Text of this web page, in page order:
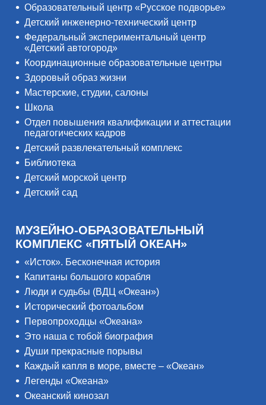
Образовательный центр «Русское подворье»
Детский инженерно-технический центр
Федеральный экспериментальный центр
«Детский автогород»
Координационные образовательные центры
Здоровый образ жизни
Мастерские, студии, салоны
Школа
Отдел повышения квалификации и аттестации
педагогических кадров
Детский развлекательный комплекс
Библиотека
Детский морской центр
Детский сад
МУЗЕЙНО-ОБРАЗОВАТЕЛЬНЫЙ
КОМПЛЕКС «ПЯТЫЙ ОКЕАН»
«Исток». Бесконечная история
Капитаны большого корабля
Люди и судьбы (ВДЦ «Океан»)
Исторический фотоальбом
Первопроходцы «Океана»
Это наша с тобой биография
Души прекрасные порывы
Каждый капля в море, вместе – «Океан»
Легенды «Океана»
Океанский кинозал